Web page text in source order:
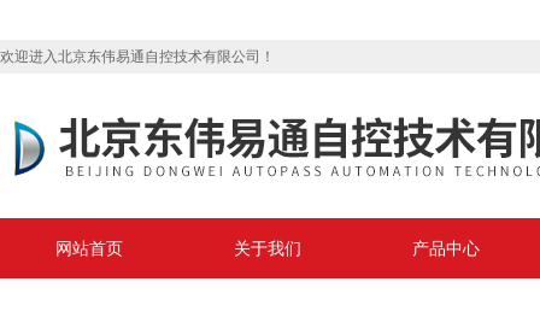
欢迎进入北京东伟易通自控技术有限公司！
网站首页 关于我们 产品中心